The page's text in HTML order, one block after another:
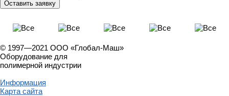
© 1997—2021 ООО «Глобал-Маш»
Оборудование для
полимерной индустрии
Информация
Карта сайта